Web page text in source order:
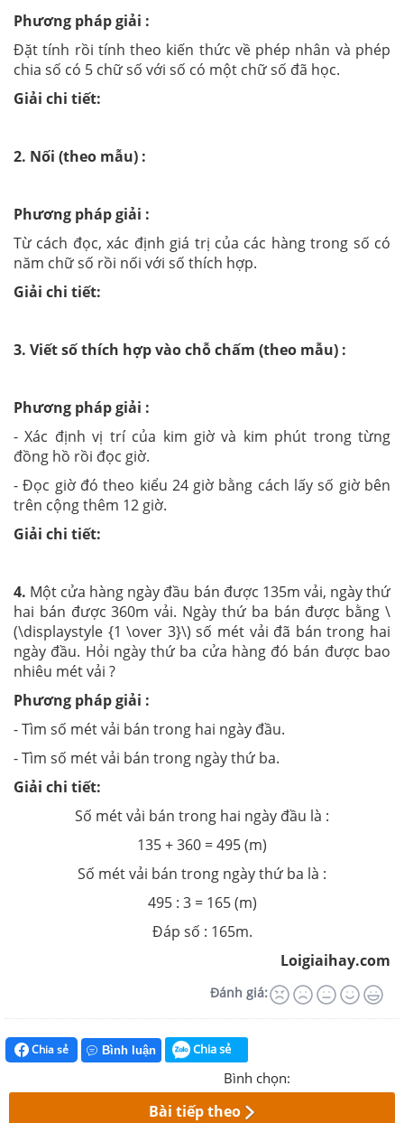
Phương pháp giải :
Đặt tính rồi tính theo kiến thức về phép nhân và phép
chia số có 5 chữ số với số có một chữ số đã học.
Giải chi tiết:
2. Nối (theo mẫu) :
Phương pháp giải :
Từ cách đọc, xác định giá trị của các hàng trong số có
năm chữ số rồi nối với số thích hợp.
Giải chi tiết:
3. Viết số thích hợp vào chỗ chấm (theo mẫu) :
Phương pháp giải :
- Xác định vị trí của kim giờ và kim phút trong từng
đồng hồ rồi đọc giờ.
- Đọc giờ đó theo kiểu 24 giờ bằng cách lấy số giờ bên
trên cộng thêm 12 giờ.
Giải chi tiết:
4. Một cửa hàng ngày đầu bán được 135m vải, ngày thứ
hai bán được 360m vải. Ngày thứ ba bán được bằng \
(\displaystyle {1 \over 3}\) số mét vải đã bán trong hai
ngày đầu. Hỏi ngày thứ ba cửa hàng đó bán được bao
nhiêu mét vải ?
Phương pháp giải :
- Tìm số mét vải bán trong hai ngày đầu.
- Tìm số mét vải bán trong ngày thứ ba.
Giải chi tiết:
Số mét vải bán trong hai ngày đầu là :
135 + 360 = 495 (m)
Số mét vải bán trong ngày thứ ba là :
495 : 3 = 165 (m)
Đáp số : 165m.
Loigiaihay.com
Đánh giá:
Chia sẻ Bình luận Chia sẻ
Bình chọn:
Bài tiếp theo